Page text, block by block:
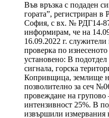
Във връзка с подаден
гората”, регистриран в
София, с вх. № РДГ14-
информирам, че на
16.09.2022 г.
проверка по
установено: В подотдел
сигнала, горска
Копривщица, землище
позволително за сеч
провеждане на групово
интензивност 25%. В
извършили измервания